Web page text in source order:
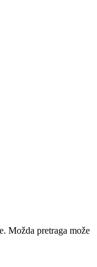
Možda pretraga može